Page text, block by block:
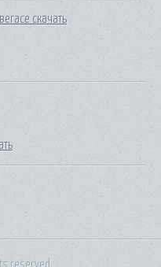
скачать
reserved.